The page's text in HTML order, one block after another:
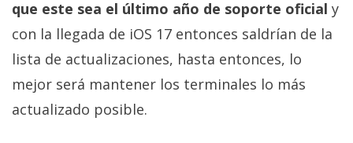
que este sea el último año de soporte oficial y
con la llegada de iOS 17 entonces saldrían de la
lista de actualizaciones, hasta entonces, lo
mejor será mantener los terminales lo más
actualizado posible.